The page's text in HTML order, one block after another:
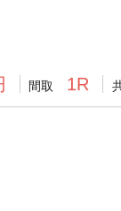
間取 1R